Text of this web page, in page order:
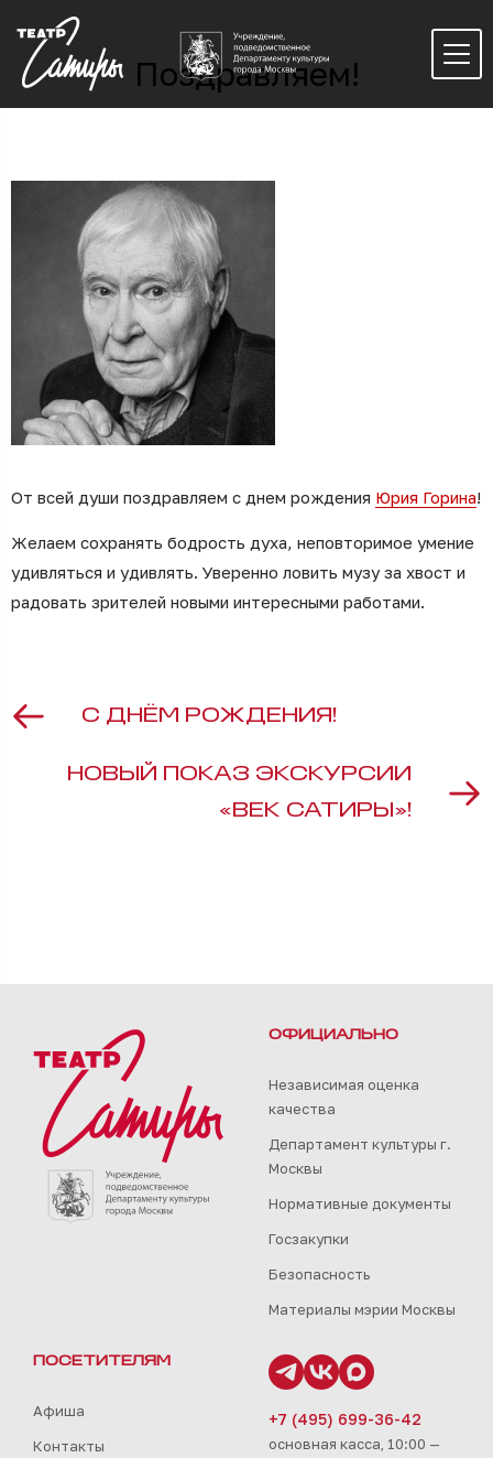
Поздравляем!
От всей души поздравляем с днем рождения Юрия Горина!
Желаем сохранять бодрость духа, неповторимое умение
удивляться и удивлять. Уверенно ловить музу за хвост и
радовать зрителей новыми интересными работами.
С ДНЁМ РОЖДЕНИЯ!
НОВЫЙ ПОКАЗ ЭКСКУРСИИ
«ВЕК САТИРЫ»!
ОФИЦИАЛЬНО
Независимая оценка
качества
Департамент культуры г.
Москвы
Нормативные документы
Госзакупки
Безопасность
Материалы мэрии Москвы
ПОСЕТИТЕЛЯМ
Афиша
Контакты
+7 (495) 699-36-42
основная касса, 10:00 —